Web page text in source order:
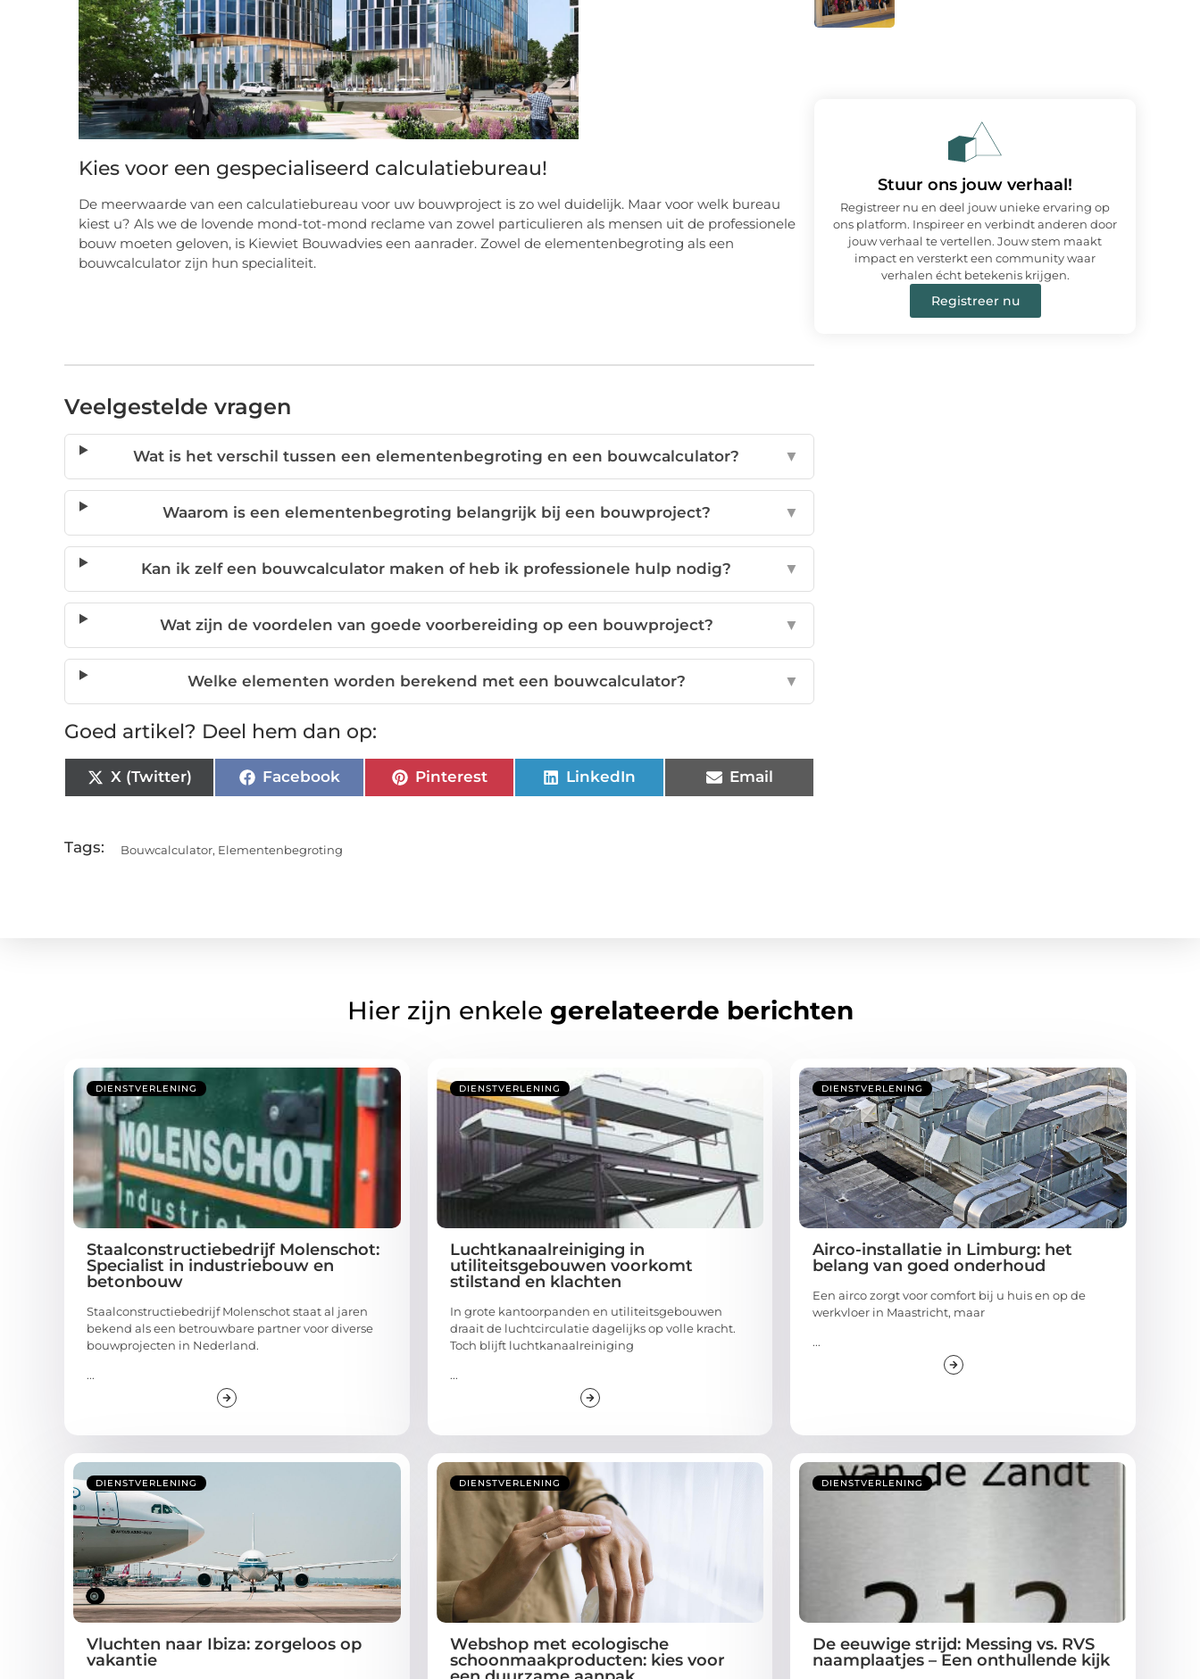
Kies voor een gespecialiseerd calculatiebureau!
De meerwaarde van een calculatiebureau voor uw bouwproject is zo wel duidelijk. Maar voor welk bureau
kiest u? Als we de lovende mond-tot-mond reclame van zowel particulieren als mensen uit de professionele
bouw moeten geloven, is Kiewiet Bouwadvies een aanrader. Zowel de elementenbegroting als een
bouwcalculator zijn hun specialiteit.
Veelgestelde vragen
Wat is het verschil tussen een elementenbegroting en een bouwcalculator? ▼
Waarom is een elementenbegroting belangrijk bij een bouwproject? ▼
Kan ik zelf een bouwcalculator maken of heb ik professionele hulp nodig? ▼
Wat zijn de voordelen van goede voorbereiding op een bouwproject? ▼
Welke elementen worden berekend met een bouwcalculator? ▼
Goed artikel? Deel hem dan op:
X (Twitter) Facebook Pinterest LinkedIn Email
Tags: Bouwcalculator, Elementenbegroting
Stuur ons jouw verhaal!
Registreer nu en deel jouw unieke ervaring op
ons platform. Inspireer en verbindt anderen door
jouw verhaal te vertellen. Jouw stem maakt
impact en versterkt een community waar
verhalen écht betekenis krijgen.
Registreer nu
Hier zijn enkele gerelateerde berichten
DIENSTVERLENING
Staalconstructiebedrijf Molenschot:
Specialist in industriebouw en
betonbouw
Staalconstructiebedrijf Molenschot staat al jaren
bekend als een betrouwbare partner voor diverse
bouwprojecten in Nederland.
...
DIENSTVERLENING
Luchtkanaalreiniging in
utiliteitsgebouwen voorkomt
stilstand en klachten
In grote kantoorpanden en utiliteitsgebouwen
draait de luchtcirculatie dagelijks op volle kracht.
Toch blijft luchtkanaalreiniging
...
DIENSTVERLENING
Airco-installatie in Limburg: het
belang van goed onderhoud
Een airco zorgt voor comfort bij u huis en op de
werkvloer in Maastricht, maar
...
DIENSTVERLENING
Vluchten naar Ibiza: zorgeloos op
vakantie
DIENSTVERLENING
Webshop met ecologische
schoonmaakproducten: kies voor
DIENSTVERLENING
De eeuwige strijd: Messing vs. RVS
naamplaatjes – Een onthullende kijk